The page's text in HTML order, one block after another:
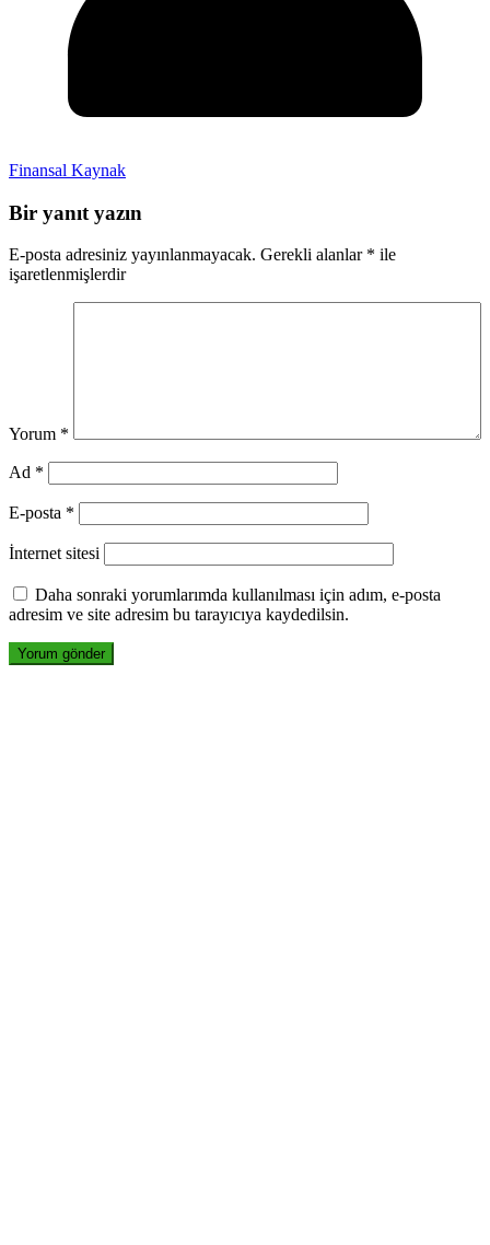
Finansal Kaynak
Bir yanıt yazın
E-posta adresiniz yayınlanmayacak. Gerekli alanlar * ile
işaretlenmişlerdir
Yorum *
Ad *
E-posta *
İnternet sitesi
Daha sonraki yorumlarımda kullanılması için adım, e-posta
adresim ve site adresim bu tarayıcıya kaydedilsin.